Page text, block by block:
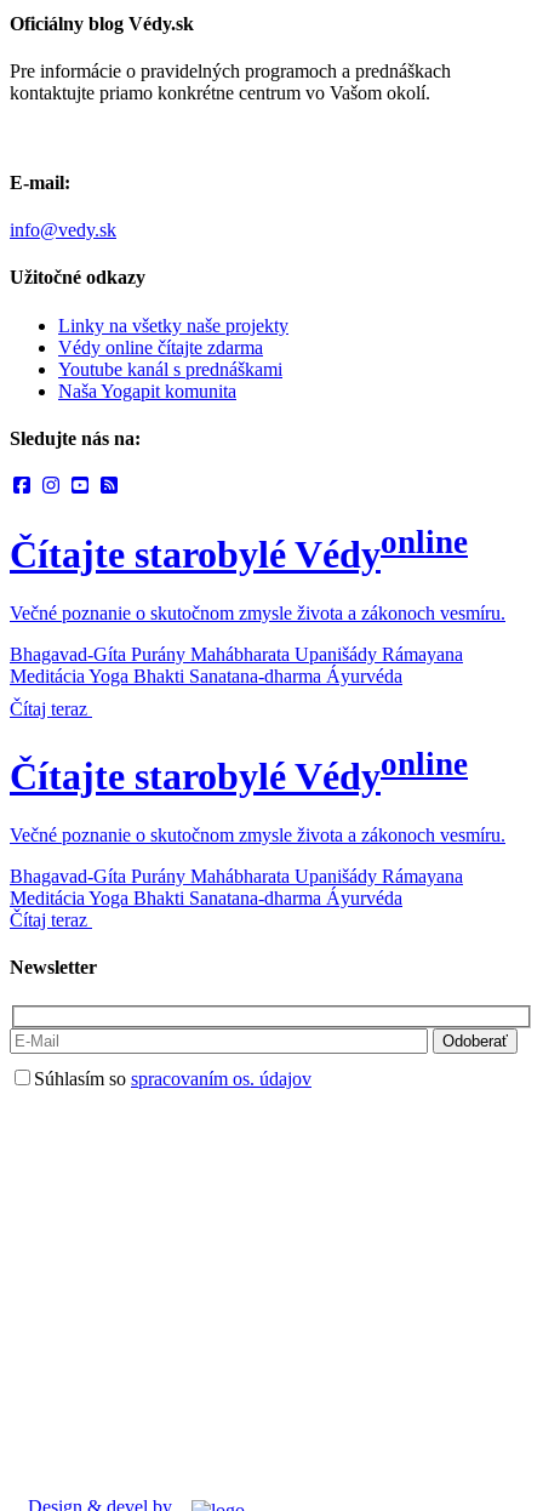
Oficiálny blog Védy.sk
Pre informácie o pravidelných programoch a prednáškach
kontaktujte priamo konkrétne centrum vo Vašom okolí.
E-mail:
info@vedy.sk
Užitočné odkazy
Linky na všetky naše projekty
Védy online čítajte zdarma
Youtube kanál s prednáškami
Naša Yogapit komunita
Sledujte nás na:
Čítajte starobylé Védyonline
Večné poznanie o skutočnom zmysle života a zákonoch vesmíru.
Bhagavad-Gíta Purány Mahábharata Upanišády Rámayana
Meditácia Yoga Bhakti Sanatana-dharma Áyurvéda
Čítaj teraz
Čítajte starobylé Védyonline
Večné poznanie o skutočnom zmysle života a zákonoch vesmíru.
Bhagavad-Gíta Purány Mahábharata Upanišády Rámayana
Meditácia Yoga Bhakti Sanatana-dharma Áyurvéda
Čítaj teraz
Newsletter
Súhlasím so spracovaním os. údajov